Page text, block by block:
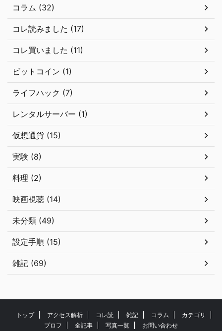
コラム (32)
コレ読みました (17)
コレ買いました (11)
ビットコイン (1)
ライフハック (7)
レンタルサーバー (1)
仮想通貨 (15)
実験 (8)
料理 (2)
映画視聴 (14)
未分類 (49)
設定手順 (15)
雑記 (69)
トップ アクセス解析 コレ読 雑記 コラム
カテゴリ
プロフ
全記事 写真一覧 お問い合わせ